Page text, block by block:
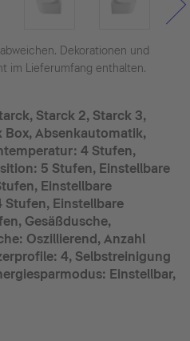
Dekorationen und
im Lieferumfang enthalten.
Starck 2, Starck 3,
Box, Absenkautomatik,
4 Stufen,
5 Stufen, Einstellbare
Einstellbare
Einstellbare
Gesäßdusche,
Oszillierend, Anzahl
4, Selbstreinigung
Einstellbar,